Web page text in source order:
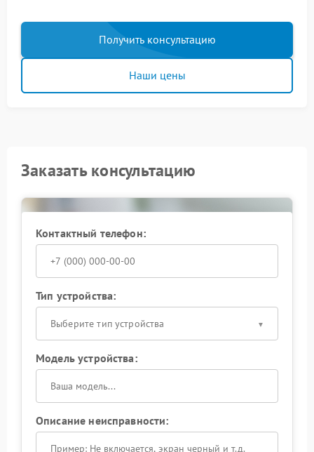
Получить консультацию
Наши цены
Заказать консультацию
Контактный телефон:
Тип устройства:
Выберите тип устройства
Модель устройства:
Описание неисправности: